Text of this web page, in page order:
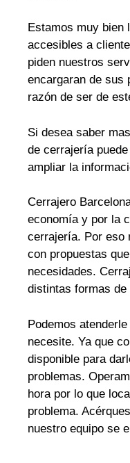
Estamos muy bien
accesibles a
piden nuestros
encargaran de sus
razón de ser de
Si desea saber
de cerrajería puede
ampliar la
Cerrajero
economía y por la
cerrajería. Por eso
con propuestas
necesidades.
distintas formas de
Podemos
necesite. Ya que
disponible para
problemas.
hora por lo que
problema.
nuestro equipo se